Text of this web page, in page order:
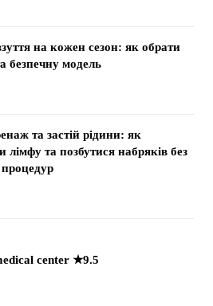
на кожен сезон: як обрати
безпечну модель
та застій рідини: як
лімфу та позбутися набряків без
center ★9.5